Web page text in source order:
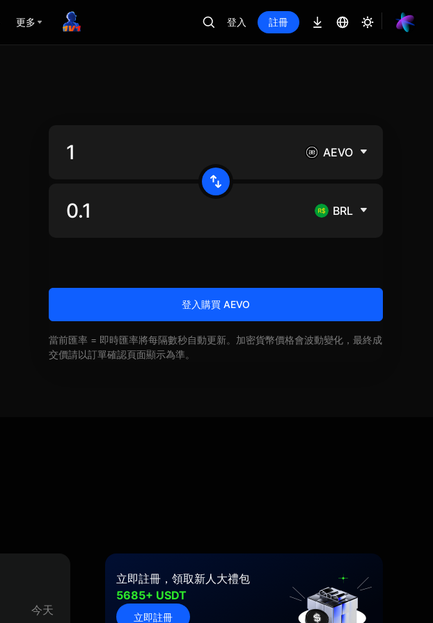
更多 登入 註冊
AEVO
BRL
登入購買 AEVO
當前匯率 = 即時匯率將每隔數秒自動更新。加密貨幣價格會波動變化，最終成
交價請以訂單確認頁面顯示為準。
今天
立即註冊，領取新人大禮包
5685+ USDT
立即註冊